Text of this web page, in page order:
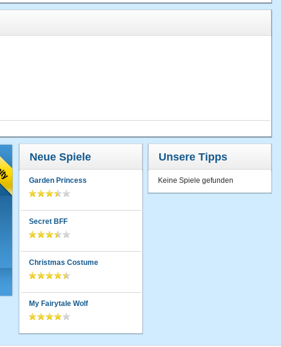
Neue Spiele
Garden Princess
Secret BFF
Christmas Costume
My Fairytale Wolf
Unsere Tipps
Keine Spiele gefunden